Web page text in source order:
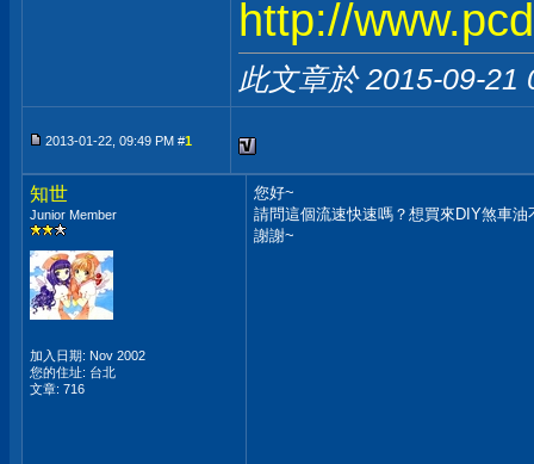
http://
此文章於 2015-09-21
2013-01-22, 09:49 PM #1
知世
Junior Member
加入日期: Nov 2002
您的住址: 台北
文章: 716
您好~
請問這個流速快速嗎？想買來DIY煞車油
謝謝~